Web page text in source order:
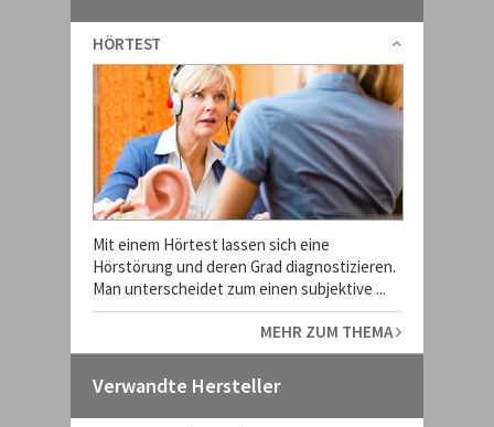
HÖRTEST
Mit einem Hörtest lassen sich eine
Hörstörung und deren Grad diagnostizieren.
Man unterscheidet zum einen subjektive ...
MEHR ZUM THEMA
Verwandte Hersteller